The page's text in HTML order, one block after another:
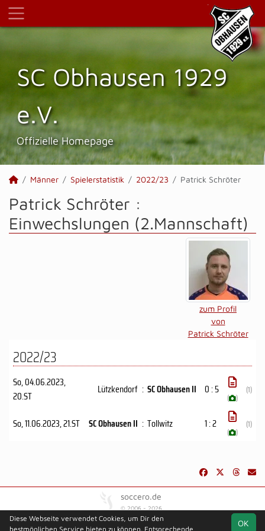
SC Obhausen 1929
e.V.
Offizielle Homepage
Männer Spielerstatistik 2022/23 Patrick Schröter
Patrick Schröter :
Einwechslungen (2.Mannschaft)
zum Profil
von
Patrick Schröter
2022/23
So, 04.06.2023,
20.ST
Lützkendorf : SC Obhausen II 0 : 5
( )
(1)
So, 11.06.2023, 21.ST SC Obhausen II : Tollwitz 1 : 2
( )
(1)
soccero.de
© 2006 - 2026
Besucherstatistik Kontakt Impressum Geburtstage OK
Diese Webseite verwendet Cookies, um Dir den
bestmöglichen Service bieten zu können. Entsprechende